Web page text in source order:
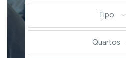
Tipo
Quartos